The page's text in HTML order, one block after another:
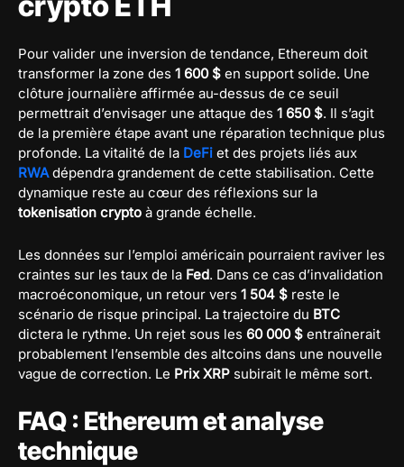
Pour valider une inversion de tendance, Ethereum doit
transformer la zone des 1 600 $ en support solide. Une
clôture journalière affirmée au-dessus de ce seuil
permettrait d’envisager une attaque des 1 650 $. Il s’agit
de la première étape avant une réparation technique plus
profonde. La vitalité de la DeFi et des projets liés aux
RWAdépendra grandement de cette stabilisation. Cette
dynamique reste au cœur des réflexions sur la
tokenisation crypto à grande échelle.
Les données sur l’emploi américain pourraient raviver les
craintes sur les taux de la Fed. Dans ce cas d’invalidation
macroéconomique, un retour vers 1 504 $ reste le
scénario de risque principal. La trajectoire du BTC
dictera le rythme. Un rejet sous les 60 000 $ entraînerait
probablement l’ensemble des altcoins dans une nouvelle
vague de correction. Le Prix XRP subirait le même sort.
FAQ : Ethereum et analyse
technique